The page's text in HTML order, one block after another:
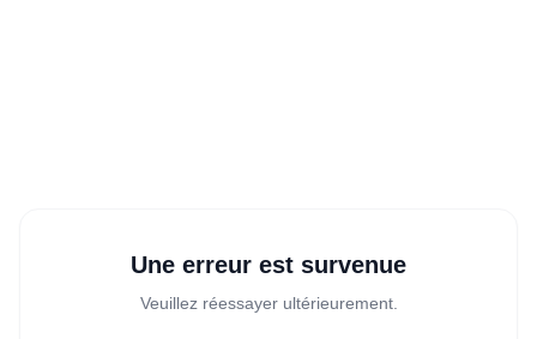
Une erreur est survenue
Veuillez réessayer ultérieurement.